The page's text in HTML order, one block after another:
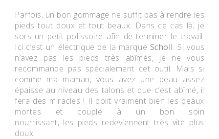
Parfois, un bon gommage ne suffit pas à rendre les
pieds tout doux et tout beaux. Dans ce cas là, je
sors un petit polissoire afin de terminer le travail.
Ici c’est un électrique de la marque Scholl. Si vous
n’avez pas les pieds très abîmés, je ne vous
recommande pas spécialement cet outil. Mais si
comme ma maman, vous avez une peau assez
épaisse au niveau des talons et que c’est abîmé, il
fera des miracles ! Il polit vraiment bien les peaux
mortes et couplé à un bon soin
nourrissant, les pieds redeviennent très vite plus
doux.